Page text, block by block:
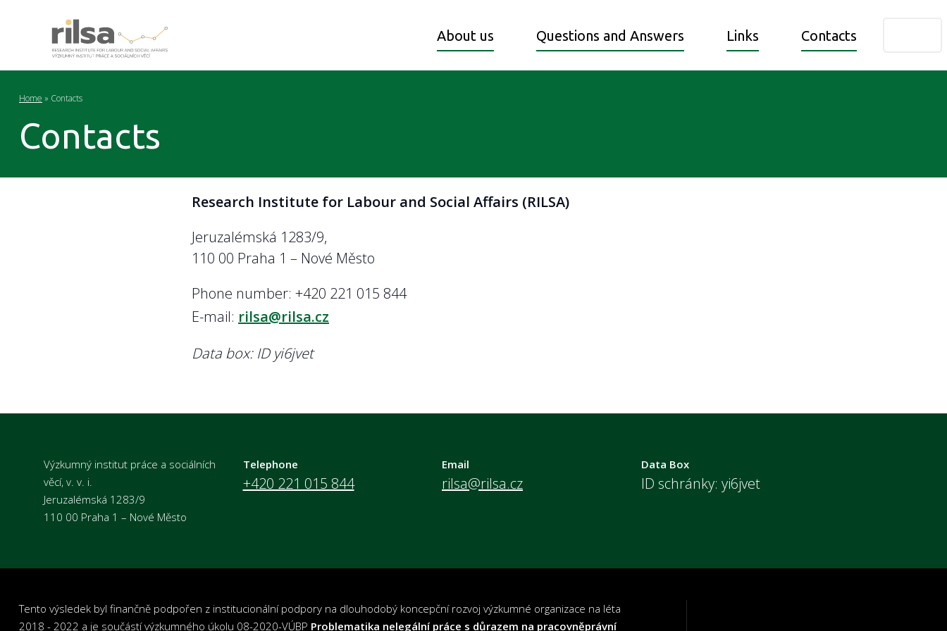
About us Questions and Answers Links Contacts
Home » Contacts
Contacts
Research Institute for Labour and Social Affairs (RILSA)
Jeruzalémská 1283/9,
110 00 Praha 1 – Nové Město
Phone number: +420 221 015 844
E-mail: rilsa@rilsa.cz
Data box: ID yi6jvet
Výzkumný institut práce a sociálních
věcí, v. v. i.
Jeruzalémská 1283/9
110 00 Praha 1 – Nové Město
Telephone
+420 221 015 844
Email
rilsa@rilsa.cz
Data Box
ID schránky: yi6jvet
Tento výsledek byl finančně podpořen z institucionální podpory na dlouhodobý koncepční rozvoj výzkumné organizace na léta
2018 - 2022 a je součástí výzkumného úkolu 08-2020-VÚBP Problematika nelegální práce s důrazem na pracovněprávní